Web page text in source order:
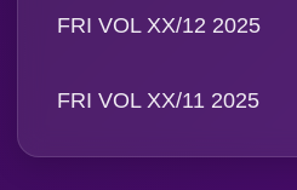
FRI VOL XX/12 2025
FRI VOL XX/11 2025